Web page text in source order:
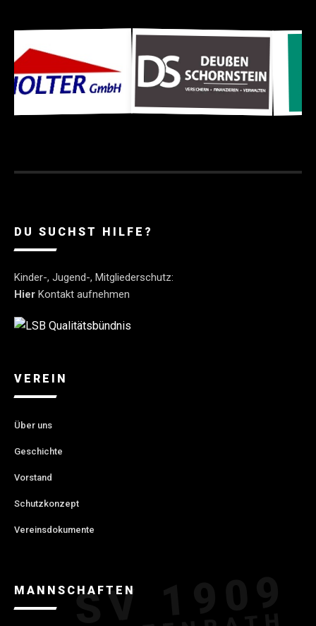
DU SUCHST HILFE?
Kinder-, Jugend-, Mitgliederschutz:
Hier Kontakt aufnehmen
VEREIN
Über uns
Geschichte
Vorstand
Schutzkonzept
Vereinsdokumente
MANNSCHAFTEN